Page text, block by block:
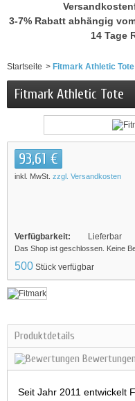
3-7% Rabatt abhängig
14 Tage
Startseite > Fitmark Athletic Tote
Fitmark Athletic Tote
93,61 €
inkl. MwSt. zzgl. Versandkosten
Verfügbarkeit: Lieferbar
Das Shop ist geschlossen. Keine
500 Stück verfügbar
Produktdetails
Bewertungen
Seit Jahr 2011 entwickelt